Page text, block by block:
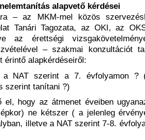
alapvető kérdései
– az MKM-mel közös
Tanári Tagozata, az OKI, az
az érettségi
– szakmai konzultációt
érintő alapkérdéseiről:
NAT szerint a 7. évfolyamon ?
szerint tanítani ?)
el, hogy az átmenet éveiben
ne kétszer ( a jelenleg
illetve a NAT szerint 7-8.